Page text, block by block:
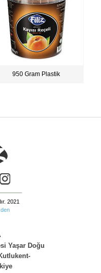
950 Gram Plastik
2021
Yaşar Doğu